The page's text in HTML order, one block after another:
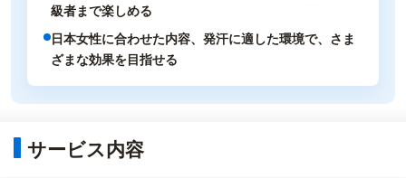
級者まで楽しめる
日本女性に合わせた内容、発汗に適した環境で、さま
ざまな効果を目指せる
サービス内容